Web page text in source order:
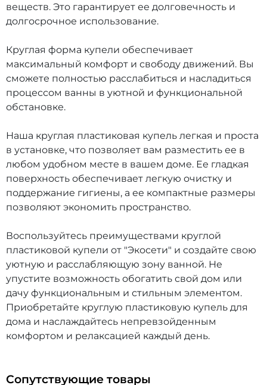
веществ. Это гарантирует ее долговечность и
долгосрочное использование.
Круглая форма купели обеспечивает
максимальный комфорт и свободу движений. Вы
сможете полностью расслабиться и насладиться
процессом ванны в уютной и функциональной
обстановке.
Наша круглая пластиковая купель легкая и проста
в установке, что позволяет вам разместить ее в
любом удобном месте в вашем доме. Ее гладкая
поверхность обеспечивает легкую очистку и
поддержание гигиены, а ее компактные размеры
позволяют экономить пространство.
Воспользуйтесь преимуществами круглой
пластиковой купели от "Экосети" и создайте свою
уютную и расслабляющую зону ванной. Не
упустите возможность обогатить свой дом или
дачу функциональным и стильным элементом.
Приобретайте круглую пластиковую купель для
дома и наслаждайтесь непревзойденным
комфортом и релаксацией каждый день.
Сопутствующие товары